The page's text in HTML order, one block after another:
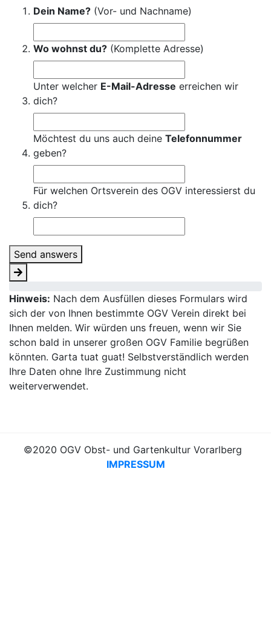
Dein Name? (Vor- und Nachname)
Wo wohnst du? (Komplette Adresse)
Unter welcher E-Mail-Adresse erreichen wir
dich?
Möchtest du uns auch deine Telefonnummer
geben?
Für welchen Ortsverein des OGV interessierst du
dich?
Send answers
Hinweis: Nach dem Ausfüllen dieses Formulars wird
sich der von Ihnen bestimmte OGV Verein direkt bei
Ihnen melden. Wir würden uns freuen, wenn wir Sie
schon bald in unserer großen OGV Familie begrüßen
könnten. Garta tuat guat! Selbstverständlich werden
Ihre Daten ohne Ihre Zustimmung nicht
weiterverwendet.
©2020 OGV Obst- und Gartenkultur Vorarlberg
IMPRESSUM